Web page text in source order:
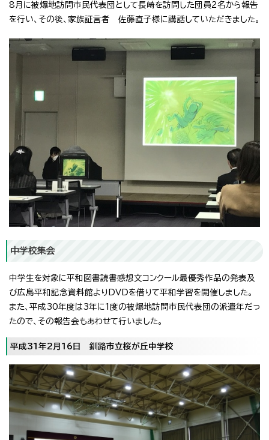
8月に被爆地訪問市民代表団として長崎を訪問した団員2名から報告
を行い、その後、家族証言者 佐藤直子様に講話していただきました。
中学校集会
中学生を対象に平和図書読書感想文コンクール最優秀作品の発表及
び広島平和記念資料館よりDVDを借りて平和学習を開催しました。
また、平成30年度は3年に1度の被爆地訪問市民代表団の派遣年だっ
たので、その報告会もあわせて行いました。
平成31年2月16日 釧路市立桜が丘中学校